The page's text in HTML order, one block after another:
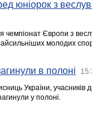
юніорок з
чемпіонат Європи з
молодих
в полоні
України,
у полоні.